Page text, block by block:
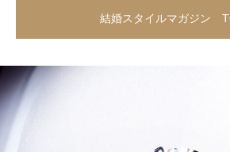
結婚スタイルマガジン